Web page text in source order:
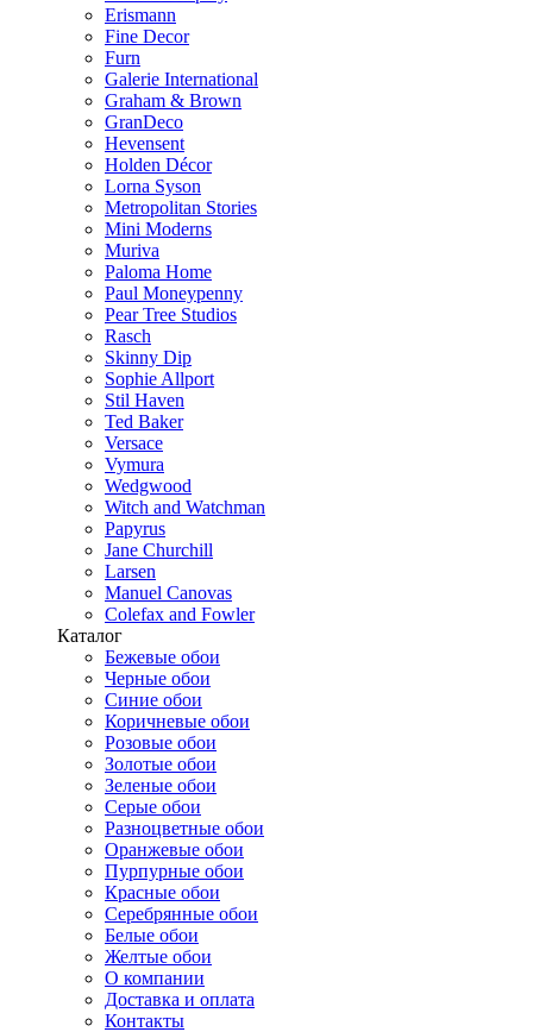
Erismann
Fine Decor
Furn
Galerie International
Graham & Brown
GranDeco
Hevensent
Holden Décor
Lorna Syson
Metropolitan Stories
Mini Moderns
Muriva
Paloma Home
Paul Moneypenny
Pear Tree Studios
Rasch
Skinny Dip
Sophie Allport
Stil Haven
Ted Baker
Versace
Vymura
Wedgwood
Witch and Watchman
Papyrus
Jane Churchill
Larsen
Manuel Canovas
Colefax and Fowler
Каталог
Бежевые обои
Черные обои
Синие обои
Коричневые обои
Розовые обои
Золотые обои
Зеленые обои
Серые обои
Разноцветные обои
Оранжевые обои
Пурпурные обои
Красные обои
Серебрянные обои
Белые обои
Желтые обои
О компании
Доставка и оплата
Контакты